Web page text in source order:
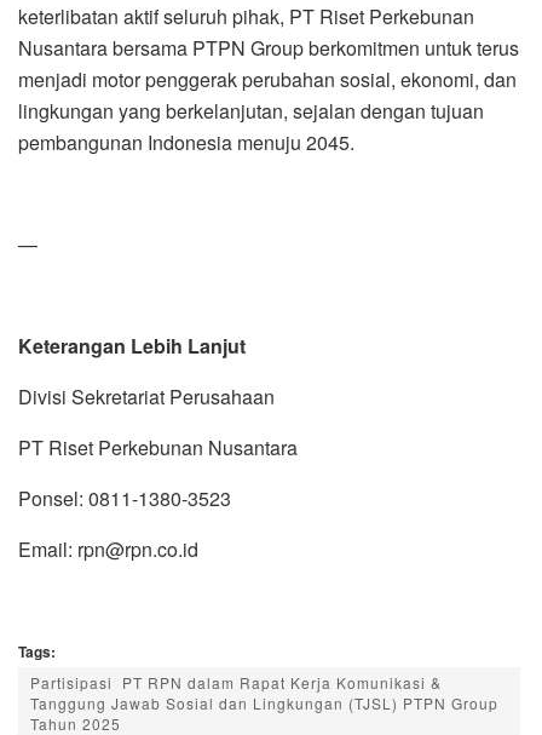
keterlibatan aktif seluruh pihak, PT Riset Perkebunan
Nusantara bersama PTPN Group berkomitmen untuk terus
menjadi motor penggerak perubahan sosial, ekonomi, dan
lingkungan yang berkelanjutan, sejalan dengan tujuan
pembangunan Indonesia menuju 2045.
—
Keterangan Lebih Lanjut
Divisi Sekretariat Perusahaan
PT Riset Perkebunan Nusantara
Ponsel: 0811-1380-3523
Email: rpn@rpn.co.id
Tags:
Partisipasi PT RPN dalam Rapat Kerja Komunikasi &
Tanggung Jawab Sosial dan Lingkungan (TJSL) PTPN Group
Tahun 2025